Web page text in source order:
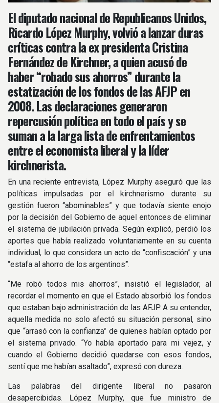
El diputado nacional de Republicanos Unidos,
Ricardo López Murphy, volvió a lanzar duras
críticas contra la ex presidenta Cristina
Fernández de Kirchner, a quien acusó de
haber “robado sus ahorros” durante la
estatización de los fondos de las AFJP en
2008. Las declaraciones generaron
repercusión política en todo el país y se
suman a la larga lista de enfrentamientos
entre el economista liberal y la líder
kirchnerista.
En una reciente entrevista, López Murphy aseguró que las
políticas impulsadas por el kirchnerismo durante su
gestión fueron “abominables” y que todavía siente enojo
por la decisión del Gobierno de aquel entonces de eliminar
el sistema de jubilación privada. Según explicó, perdió los
aportes que había realizado voluntariamente en su cuenta
individual, lo que considera un acto de “confiscación” y una
“estafa al ahorro de los argentinos”.
“Me robó todos mis ahorros”, insistió el legislador, al
recordar el momento en que el Estado absorbió los fondos
que estaban bajo administración de las AFJP. A su entender,
aquella medida no solo afectó su situación personal, sino
que “arrasó con la confianza” de quienes habían optado por
el sistema privado. “Yo había aportado para mi vejez, y
cuando el Gobierno decidió quedarse con esos fondos,
sentí que me habían asaltado”, expresó con dureza.
Las palabras del dirigente liberal no pasaron
desapercibidas. López Murphy, que fue ministro de